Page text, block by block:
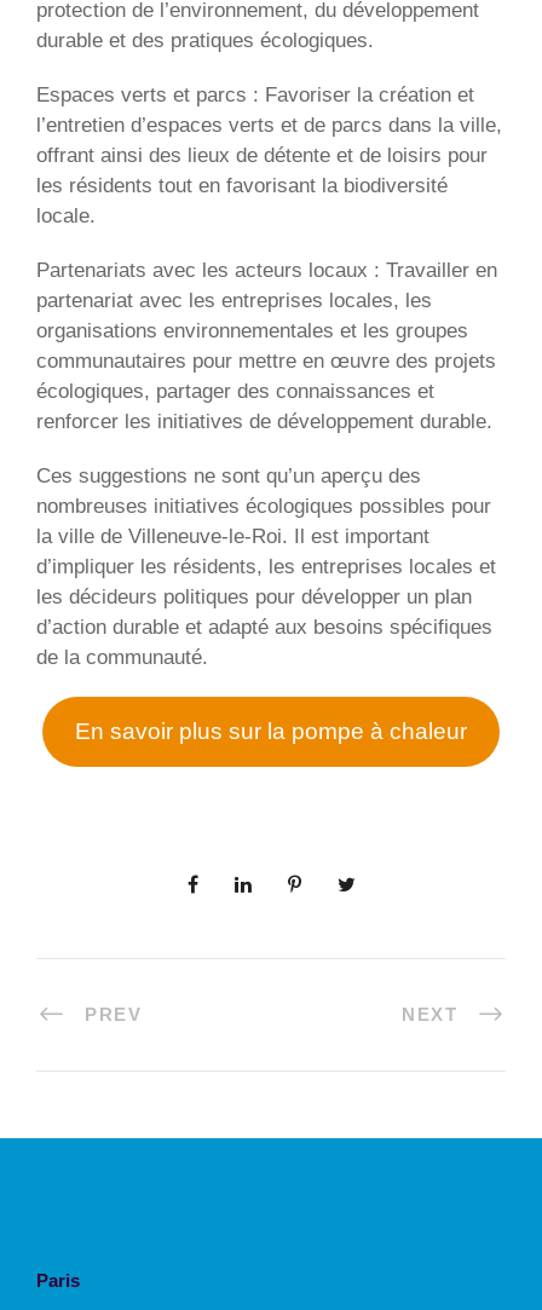
protection de l’environnement, du développement
durable et des pratiques écologiques.
Espaces verts et parcs : Favoriser la création et
l’entretien d’espaces verts et de parcs dans la ville,
offrant ainsi des lieux de détente et de loisirs pour
les résidents tout en favorisant la biodiversité
locale.
Partenariats avec les acteurs locaux : Travailler en
partenariat avec les entreprises locales, les
organisations environnementales et les groupes
communautaires pour mettre en œuvre des projets
écologiques, partager des connaissances et
renforcer les initiatives de développement durable.
Ces suggestions ne sont qu’un aperçu des
nombreuses initiatives écologiques possibles pour
la ville de Villeneuve-le-Roi. Il est important
d’impliquer les résidents, les entreprises locales et
les décideurs politiques pour développer un plan
d’action durable et adapté aux besoins spécifiques
de la communauté.
En savoir plus sur la pompe à chaleur
PREV NEXT
Paris